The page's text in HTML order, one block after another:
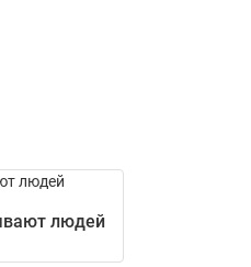
людей